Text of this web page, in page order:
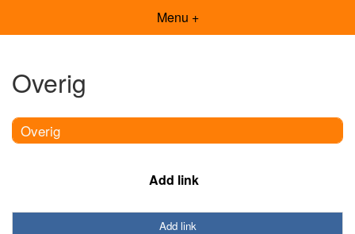
Menu +
Overig
Overig
Add link
Add link